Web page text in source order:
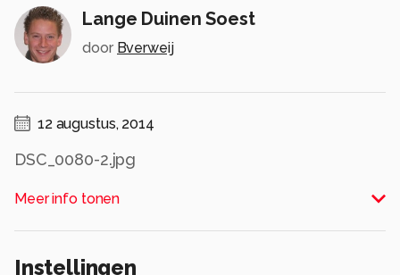
Lange Duinen Soest
door Bverweij
12 augustus, 2014
DSC_0080-2.jpg
Alle rechten voorbehouden
Meer info tonen
Instellingen